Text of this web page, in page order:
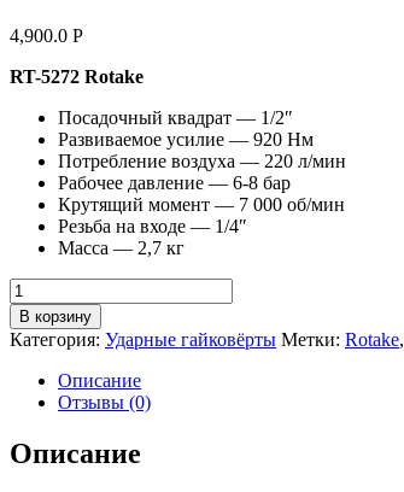
4,900.0 Р
RT-5272 Rotake
Посадочный квадрат — 1/2″
Развиваемое усилие — 920 Нм
Потребление воздуха — 220 л/мин
Рабочее давление — 6-8 бар
Крутящий момент — 7 000 об/мин
Резьба на входе — 1/4″
Масса — 2,7 кг
Количество
товара
RT-
5272
Rotake
Пневмогаковёрт
ударный
В корзину
Категория: Ударные гайковёрты Метки: Rotake,
Описание
Отзывы (0)
Описание